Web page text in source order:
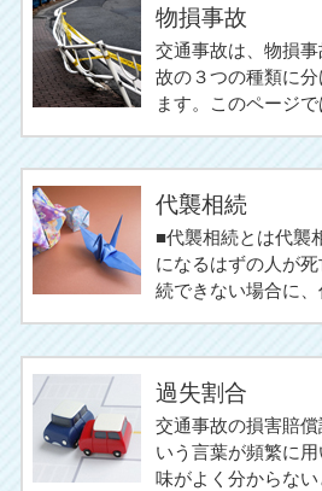
物損事故
交通事故は、物損
故の３つの種類に
ます。このページ
代襲相続
■代襲相続とは代襲
になるはずの人が
続できない場合に
過失割合
交通事故の損害賠
いう言葉が頻繁に
味がよく分からな